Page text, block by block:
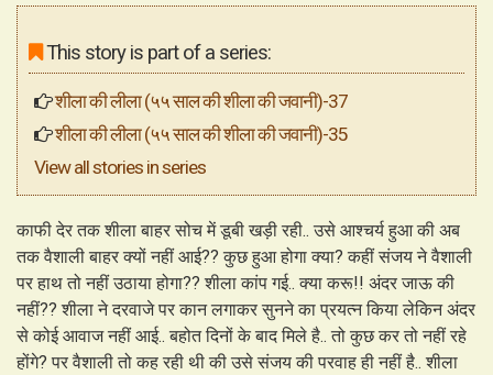
This story is part of a series:
शीला की लीला (५५ साल की शीला की जवानी)-37
शीला की लीला (५५ साल की शीला की जवानी)-35
View all stories in series
काफी देर तक शीला बाहर सोच में डूबी खड़ी रही.. उसे आश्चर्य हुआ की अब
तक वैशाली बाहर क्यों नहीं आई?? कुछ हुआ होगा क्या? कहीं संजय ने वैशाली
पर हाथ तो नहीं उठाया होगा?? शीला कांप गई.. क्या करू!! अंदर जाऊ की
नहीं?? शीला ने दरवाजे पर कान लगाकर सुनने का प्रयत्न किया लेकिन अंदर
से कोई आवाज नहीं आई.. बहोत दिनों के बाद मिले है.. तो कुछ कर तो नहीं रहे
होंगे? पर वैशाली तो कह रही थी की उसे संजय की परवाह ही नहीं है.. शीला